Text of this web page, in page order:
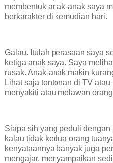
membentuk anak-anak saya
berkarakter di kemudian hari.
Galau. Itulah perasaan saya
ketiga anak saya. Saya
rusak. Anak-anak makin
Lihat saja tontonan di TV
menyakiti atau melawan
Siapa sih yang peduli dengan
kalau tidak kedua orang
kenyataannya banyak juga
mengajar, menyampaikan